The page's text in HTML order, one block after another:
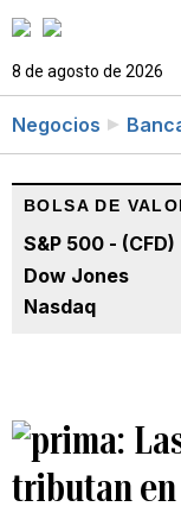
8 de agosto de 2026
Negocios
BOLSA DE
S&P 500 - (CFD)
Dow Jones
Nasdaq
tributan